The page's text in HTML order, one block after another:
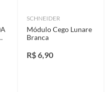
SCHNEIDER
Módulo Cego Lunare
Branca
R$6,90